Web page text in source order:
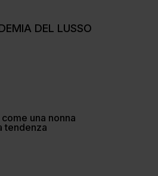
DEL LUSSO
una nonna
tendenza